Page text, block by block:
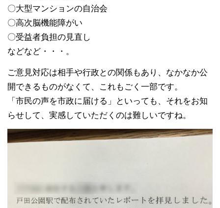
〇大型マンションの自治会
〇高次脳機能障がい
〇受益者負担の見直し
などなど・・・。
ご意見対応は相手や行政との関係もあり、なかなか公
開できるものがなくて、これもごく一部です。
「市民の声を市政に届ける」といっても、それをお知
らせして、実感していただくのは難しいですね。